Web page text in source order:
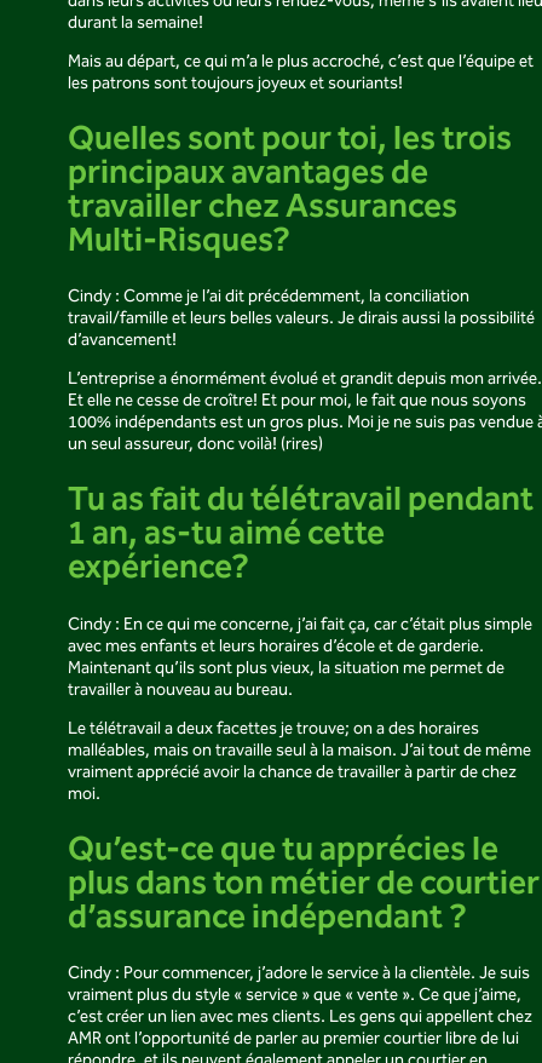
durant la semaine!
Mais au départ, ce qui m’a le plus accroché, c’est que l’équipe et
les patrons sont toujours joyeux et souriants!
Quelles sont pour toi, les trois
principaux avantages de
travailler chez Assurances
Multi-Risques?
Cindy : Comme je l’ai dit précédemment, la conciliation
travail/famille et leurs belles valeurs. Je dirais aussi la possibilité
d’avancement!
L’entreprise a énormément évolué et grandit depuis mon arrivée.
Et elle ne cesse de croître! Et pour moi, le fait que nous soyons
100% indépendants est un gros plus. Moi je ne suis pas vendue
un seul assureur, donc voilà! (rires)
Tu as fait du télétravail pendant
1 an, as-tu aimé cette
expérience?
Cindy : En ce qui me concerne, j’ai fait ça, car c’était plus simple
avec mes enfants et leurs horaires d’école et de garderie.
Maintenant qu’ils sont plus vieux, la situation me permet de
travailler à nouveau au bureau.
Le télétravail a deux facettes je trouve; on a des horaires
malléables, mais on travaille seul à la maison. J’ai tout de même
vraiment apprécié avoir la chance de travailler à partir de chez
moi.
Qu’est-ce que tu apprécies le
plus dans ton métier de courtier
d’assurance indépendant ?
Cindy : Pour commencer, j’adore le service à la clientèle. Je suis
vraiment plus du style « service » que « vente ». Ce que j’aime,
c’est créer un lien avec mes clients. Les gens qui appellent chez
AMR ont l’opportunité de parler au premier courtier libre de lui